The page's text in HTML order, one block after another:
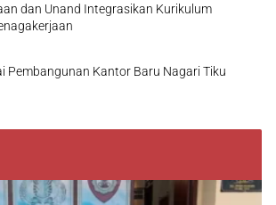
dan Unand Integrasikan Kurikulum
Pembangunan Kantor Baru Nagari Tiku